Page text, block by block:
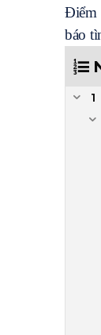
Điểm
báo